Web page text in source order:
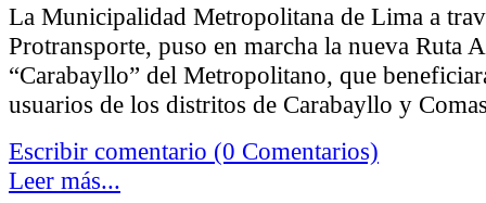
La Municipalidad Metropolitana de Lima a
Protransporte, puso en marcha la nueva Ruta
“Carabayllo” del Metropolitano, que
usuarios de los distritos de Carabayllo y
Escribir comentario (0 Comentarios)
Leer más...